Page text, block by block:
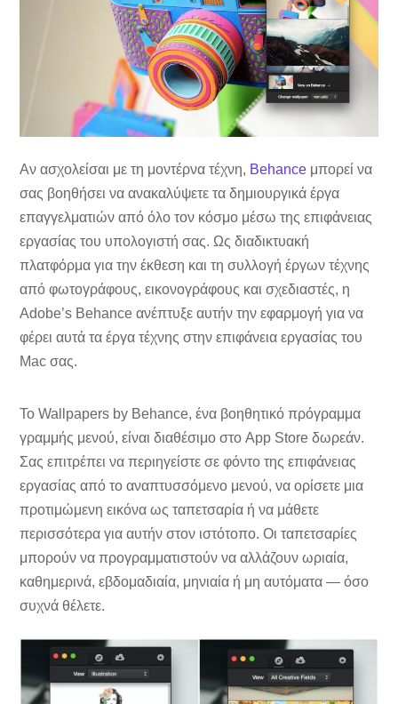
Αν ασχολείσαι με τη μοντέρνα τέχνη, Behance μπορεί να
σας βοηθήσει να ανακαλύψετε τα δημιουργικά έργα
επαγγελματιών από όλο τον κόσμο μέσω της επιφάνειας
εργασίας του υπολογιστή σας. Ως διαδικτυακή
πλατφόρμα για την έκθεση και τη συλλογή έργων τέχνης
από φωτογράφους, εικονογράφους και σχεδιαστές, η
Adobe’s Behance ανέπτυξε αυτήν την εφαρμογή για να
φέρει αυτά τα έργα τέχνης στην επιφάνεια εργασίας του
Mac σας.
Το Wallpapers by Behance, ένα βοηθητικό πρόγραμμα
γραμμής μενού, είναι διαθέσιμο στο App Store δωρεάν.
Σας επιτρέπει να περιηγείστε σε φόντο της επιφάνειας
εργασίας από το αναπτυσσόμενο μενού, να ορίσετε μια
προτιμώμενη εικόνα ως ταπετσαρία ή να μάθετε
περισσότερα για αυτήν στον ιστότοπο. Οι ταπετσαρίες
μπορούν να προγραμματιστούν να αλλάζουν ωριαία,
καθημερινά, εβδομαδιαία, μηνιαία ή μη αυτόματα — όσο
συχνά θέλετε.